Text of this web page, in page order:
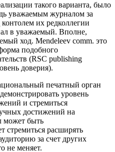
такого варианта, было
уважаемым журналом за
их редколлегии
в уважаемый. Вполне,
ход. Mendeleev comm. это
подобного
(RSC publishing
доверия).
печатный орган
уровень
и стремиться
достижений на
может быть
стремиться расширять
за счет других
не меняет.